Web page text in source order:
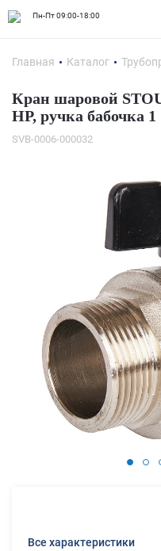
Пн-Пт 09:00-18:00
Главная Каталог
Кран шаровой
НР, ручка бабочка 1
SVB-0006-000032
Все характеристики